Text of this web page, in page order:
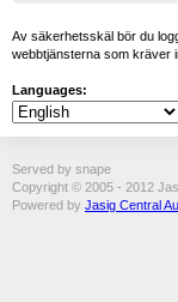
Av säkerhetsskäl bör du
webbtjänsterna som kräver
Languages:
Served by snape
Copyright © 2005 - 2012
Powered by Jasig Central